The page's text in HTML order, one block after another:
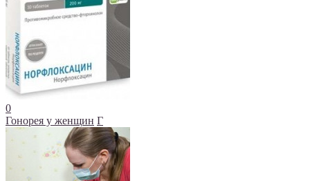
0
Гонорея у женщин Г